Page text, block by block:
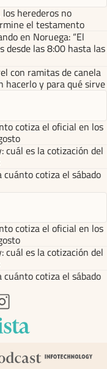
herederos no
el testamento
en Noruega: “El
desde las 8:00 hasta las
con ramitas de canela
hacerlo y para qué sirve
cotiza el oficial en los
cuál es la cotización del
cuánto cotiza el sábado
cotiza el oficial en los
cuál es la cotización del
cuánto cotiza el sábado
pestañapestaña
nueva pestaña
en nueva pestaña
abre en nueva pestaña